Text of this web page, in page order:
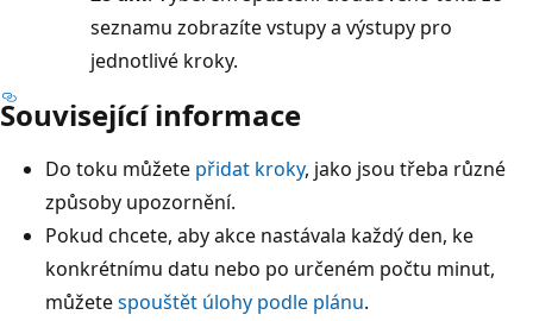
seznamu zobrazíte vstupy a výstupy pro
jednotlivé kroky.
Související informace
Do toku můžete přidat kroky, jako jsou třeba různé
způsoby upozornění.
Pokud chcete, aby akce nastávala každý den, ke
konkrétnímu datu nebo po určeném počtu minut,
můžetespouštět úlohy podle plánu.